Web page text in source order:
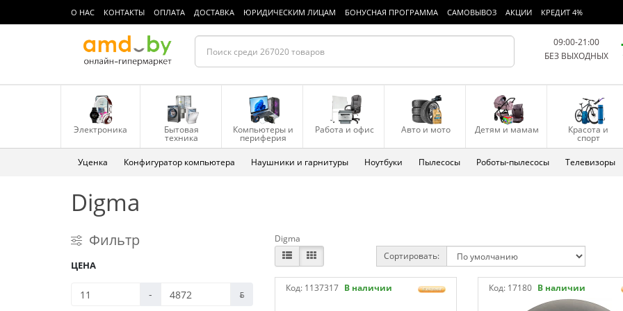
О НАС КОНТАКТЫ ОПЛАТА ДОСТАВКА ЮРИДИЧЕСКИМ ЛИЦАМ БОНУСНАЯ ПРОГРАММА САМОВЫВОЗ АКЦИИ КРЕДИТ 4%
09:00-21:00
БЕЗ ВЫХОДНЫХ
Электроника Бытовая
техника
Компьютеры и
периферия
Работа и офис Авто и мото Детям и мамам Красота и
спорт
Уценка Конфигуратор компьютера Наушники и гарнитуры Ноутбуки Пылесосы Роботы-пылесосы Телевизоры
Digma
Фильтр
ЦЕНА
- ƃ
Digma
Сортировать:
Код: 1137317 В наличии Код: 17180 В наличии